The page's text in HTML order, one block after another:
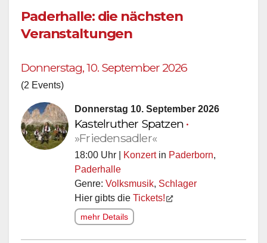
Paderhalle: die nächsten
Veranstaltungen
Donnerstag, 10. September 2026
(2 Events)
Donnerstag 10. September 2026
Kastelruther Spatzen •
»Friedensadler«
18:00 Uhr | Konzertin Paderborn,
Paderhalle
Genre: Volksmusik, Schlager
Hier gibts die Tickets!
mehr Details